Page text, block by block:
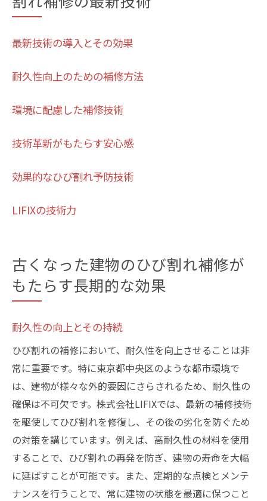
最新技術の導入とその効果
耐久性向上のための補修方法
環境に配慮した補修技術
技術革新がもたらす安心感
効果的なひび割れ予防技術
LIFIXの技術力
古くなった建物のひび割れ補修が
もたらす長期的な効果
耐久性の向上とその持続
ひび割れの補修において、耐久性を向上させることは非
常に重要です。特に東京都中央区のような都市環境で
は、建物が様々な外的要因にさらされるため、耐久性の
確保は不可欠です。株式会社LIFIXでは、最新の補修技術
を駆使してひび割れを修復し、その後の劣化を防ぐため
の対策を講じています。例えば、高耐久性の材料を使用
することで、ひび割れの再発を防ぎ、建物の寿命を大幅
に延ばすことが可能です。また、定期的な点検とメンテ
ナンスを行うことで、常に建物の状態を最適に保つこと